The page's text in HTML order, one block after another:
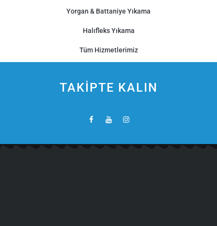
Yorgan & Battaniye Yıkama
Halıfleks Yıkama
Tüm Hizmetlerimiz
TAKİPTE KALIN